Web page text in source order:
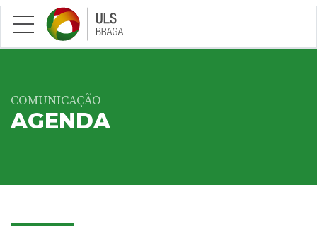
Saltar para conteúdo principal
COMUNICAÇÃO
AGENDA